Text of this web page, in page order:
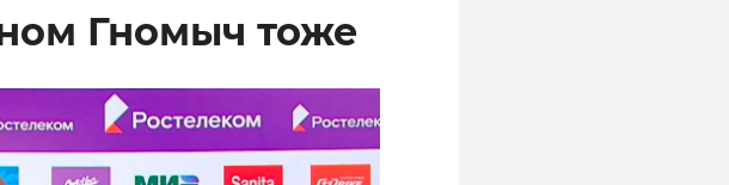
Гномыч тоже